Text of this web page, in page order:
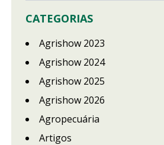
CATEGORIAS
Agrishow 2023
Agrishow 2024
Agrishow 2025
Agrishow 2026
Agropecuária
Artigos